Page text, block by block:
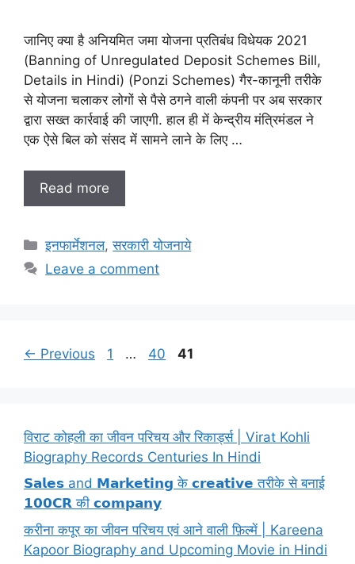
जानिए क्या है अनियमित जमा योजना प्रतिबंध विधेयक 2021
(Banning of Unregulated Deposit Schemes Bill,
Details in Hindi) (Ponzi Schemes) गैर-कानूनी तरीके
से योजना चलाकर लोगों से पैसे ठगने वाली कंपनी पर अब सरकार
द्वारा सख्त कार्रवाई की जाएगी. हाल ही में केन्द्रीय मंत्रिमंडल ने
एक ऐसे बिल को संसद में सामने लाने के लिए …
Read more
Categories
इनफार्मेशनल,सरकारी योजनाये
Leave a comment
← Previous Page
1 … Page
40 Page
41
विराट कोहली का जीवन परिचय और रिकार्ड्स | Virat Kohli
Biography Records Centuries In Hindi
𝗦𝗮𝗹𝗲𝘀 and 𝗠𝗮𝗿𝗸𝗲𝘁𝗶𝗻𝗴 के 𝗰𝗿𝗲𝗮𝘁𝗶𝘃𝗲 तरीके से बनाई
𝟭𝟬𝟬𝗖𝗥 की 𝗰𝗼𝗺𝗽𝗮𝗻𝘆
करीना कपूर का जीवन परिचय एवं आने वाली फ़िल्में | Kareena
Kapoor Biography and Upcoming Movie in Hindi